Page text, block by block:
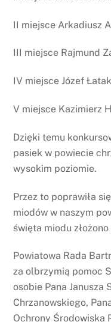
II miejsce Arkadiusz
III miejsce Rajmund
IV miejsce Józef
V miejsce Kazimierz
Dzięki temu
pasiek w powiecie
wysokim poziomie.
Przez to poprawiła
miodów w naszym
święta miodu
Powiatowa Rada
za olbrzymią pomoc
osobie Pana Janusza
Chrzanowskiego,
Ochrony Środowiska